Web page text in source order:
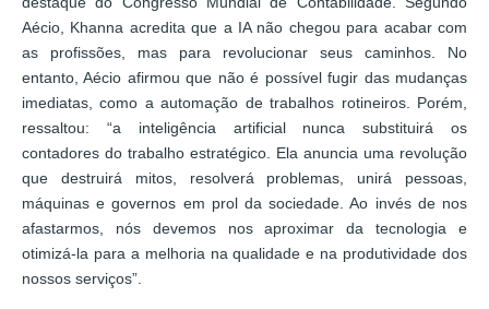
Aécio, Khanna acredita que a IA não chegou para acabar com
as profissões, mas para revolucionar seus caminhos. No
entanto, Aécio afirmou que não é possível fugir das mudanças
imediatas, como a automação de trabalhos rotineiros. Porém,
ressaltou: “a inteligência artificial nunca substituirá os
contadores do trabalho estratégico. Ela anuncia uma revolução
que destruirá mitos, resolverá problemas, unirá pessoas,
máquinas e governos em prol da sociedade. Ao invés de nos
afastarmos, nós devemos nos aproximar da tecnologia e
otimizá-la para a melhoria na qualidade e na produtividade dos
nossos serviços”.